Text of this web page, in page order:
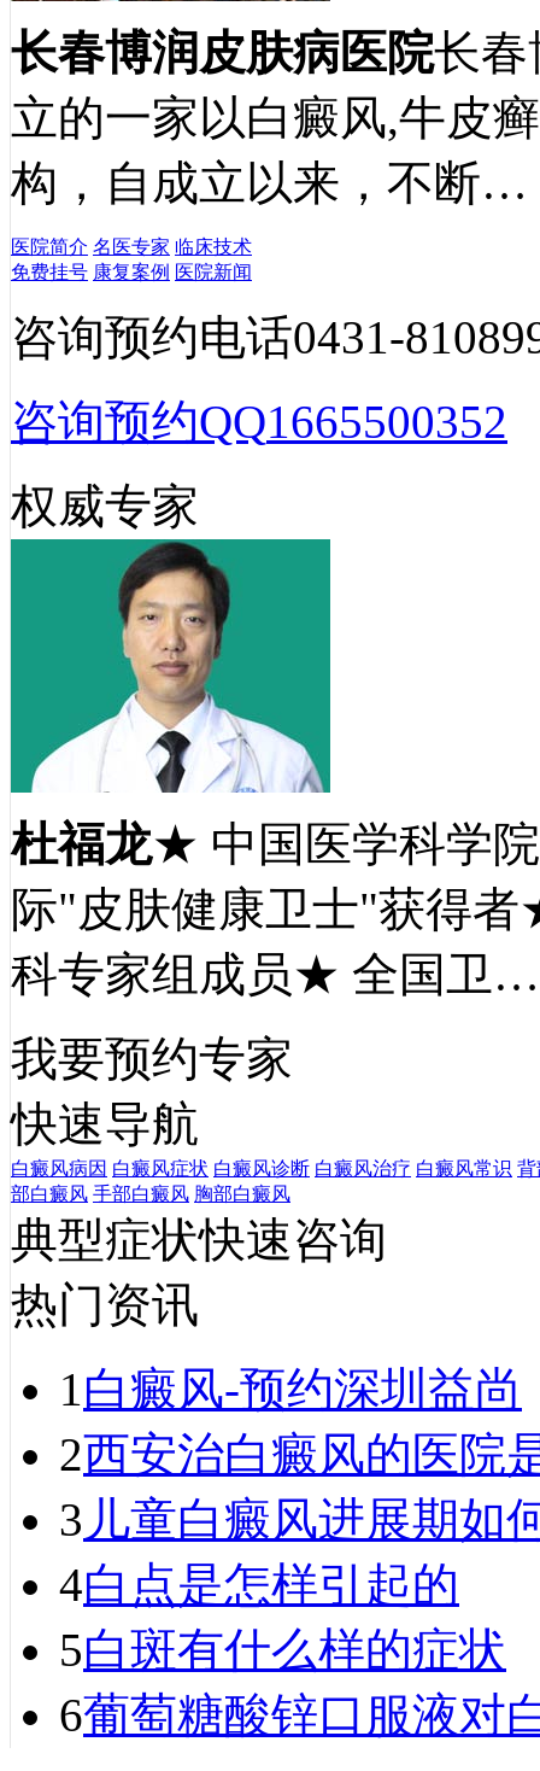
长春博润皮肤病医院长春
立的一家以白癜风,牛皮
构，自成立以来，不断…
医院简介 名医专家 临床技术
免费挂号 康复案例 医院新闻
咨询预约电话0431-
咨询预约QQ1665500352
权威专家
杜福龙★ 中国医学科学
际"皮肤健康卫士"获得
科专家组成员★ 全国卫
我要预约专家
快速导航
白癜风病因 白癜风症状 白癜风诊断 白癜风治疗 白癜风常识 背
部白癜风 手部白癜风 胸部白癜风
典型症状快速咨询
热门资讯
1白癜风-预约深圳益尚
2西安治白癜风的医院
3 儿童白癜风进展期如
4白点是怎样引起的
5白斑有什么样的症状
6葡萄糖酸锌口服液对